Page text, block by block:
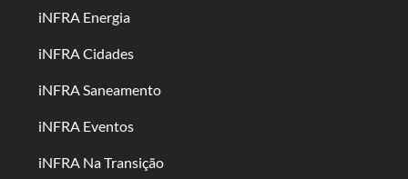
iNFRA Energia
iNFRA Cidades
iNFRA Saneamento
iNFRA Eventos
iNFRA Na Transição